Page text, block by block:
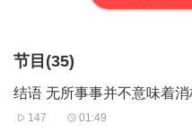
节目(35)
147 01:49